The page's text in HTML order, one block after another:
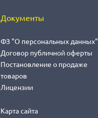
Документы
ФЗ "О персональных данных"
Договор публичной оферты
Постановление о продаже
товаров
Лицензии
Карта сайта